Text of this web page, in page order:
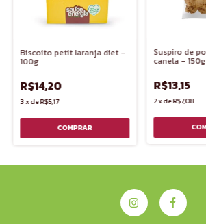
Biscoito petit laranja diet -
100g
R$14,20
3xdeR$5,17
Suspiro de
canela - 150g
R$13,15
2xdeR$7,08